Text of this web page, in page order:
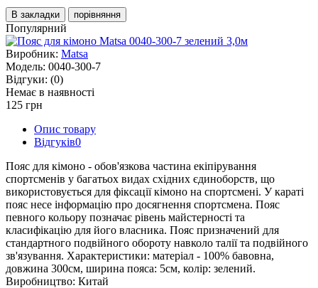
В закладки порівняння
Популярний
Виробник: Matsa
Модель: 0040-300-7
Відгуки: (0)
Немає в наявності
125 грн
Опис товару
Відгуків0
Пояс для кімоно - обов'язкова частина екіпірування
спортсменів у багатьох видах східних єдиноборств, що
використовується для фіксації кімоно на спортсмені. У караті
пояс несе інформацію про досягнення спортсмена. Пояс
певного кольору позначає рівень майстерності та
класифікацію для його власника. Пояс призначений для
стандартного подвійного обороту навколо талії та подвійного
зв'язування. Характеристики: матеріал - 100% бавовна,
довжина 300см, ширина пояса: 5см, колір: зелений.
Виробництво: Китай